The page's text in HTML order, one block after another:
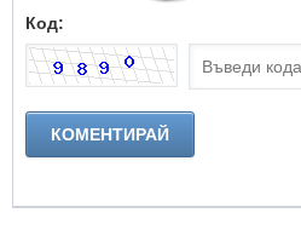
Код: